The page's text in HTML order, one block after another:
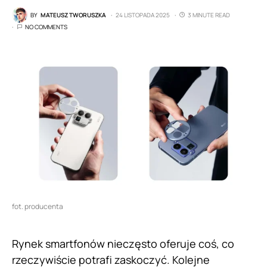
BY MATEUSZ TWORUSZKA 24 LISTOPADA 2025
3 MINUTE READ
NO COMMENTS
fot. producenta
Rynek smartfonów nieczęsto oferuje coś, co
rzeczywiście potrafi zaskoczyć. Kolejne